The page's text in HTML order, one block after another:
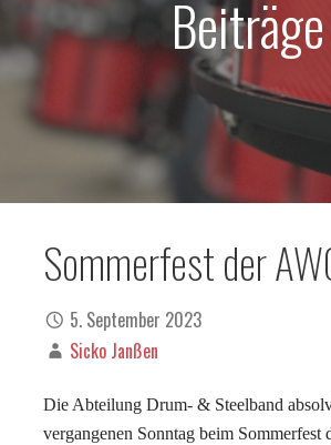
Beiträge
Sommerfest der
5. September 2023
Sicko Janßen
Die Abteilung Drum- & Steelband
vergangenen Sonntag beim Sommerfest